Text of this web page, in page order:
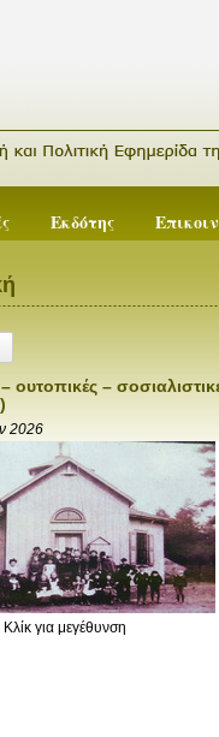
Εκδότης
ουτοπικές –
2026
Κλίκ για μεγέθυνση